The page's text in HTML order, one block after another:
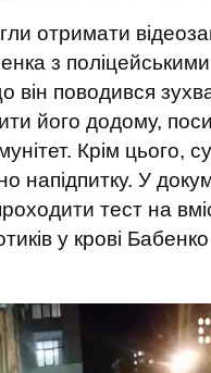
отримати
з
він поводився
його додому,
Крім цього,
напідпитку. У
тест на
у крові Бабенко